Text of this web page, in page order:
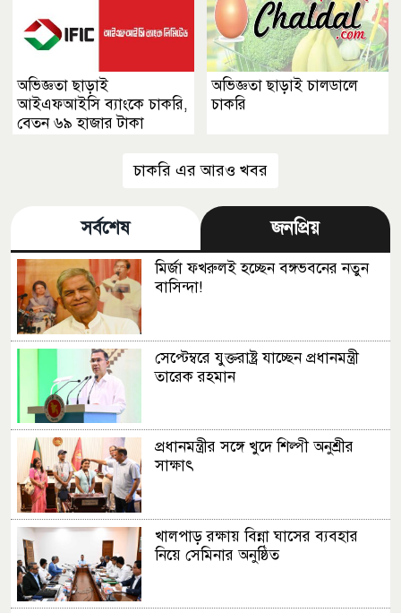
অভিজ্ঞতা ছাড়াই
আইএফআইসি ব্যাংকে চাকরি,
বেতন ৬৯ হাজার টাকা
অভিজ্ঞতা ছাড়াই চালডালে
চাকরি
চাকরি এর আরও খবর
সর্বশেষ জনপ্রিয়
মির্জা ফখরুলই হচ্ছেন বঙ্গভবনের নতুন
বাসিন্দা!
সেপ্টেম্বরে যুক্তরাষ্ট্র যাচ্ছেন প্রধানমন্ত্রী
তারেক রহমান
প্রধানমন্ত্রীর সঙ্গে খুদে শিল্পী অনুশ্রীর
সাক্ষাৎ
খালপাড় রক্ষায় বিন্না ঘাসের ব্যবহার
নিয়ে সেমিনার অনুষ্ঠিত